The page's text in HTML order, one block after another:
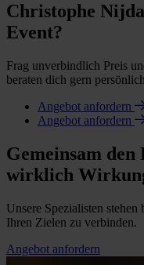
Christophe
Event?
Frag unverbindlich Preis
beraten dich gern
Angebot anfordern
Angebot anfordern
Gemeinsam
wirklich
Unsere Spezialisten
Ihren Zielen zu verbinden.
Angebot anfordern